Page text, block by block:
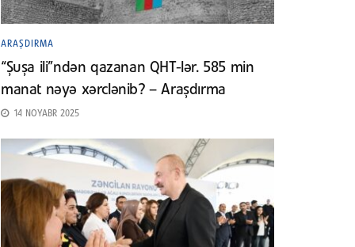
ARAŞDIRMA
“Şuşa ili”ndən qazanan QHT-lər. 585 min
manat nəyə xərclənib? – Araşdırma
14 NOYABR 2025